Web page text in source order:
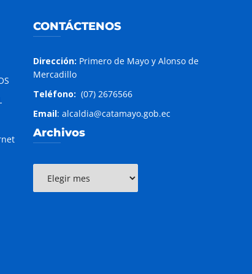
CONTÁCTENOS
Dirección: Primero de Mayo y Alonso de
Mercadillo
Teléfono: (07) 2676566
Email: alcaldia@catamayo.gob.ec
Archivos